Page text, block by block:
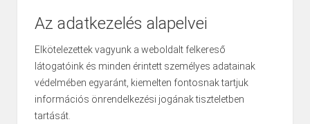
Az adatkezelés alapelvei
Elkötelezettek vagyunk a weboldalt felkereső
látogatóink és minden érintett személyes adatainak
védelmében egyaránt, kiemelten fontosnak tartjuk
információs önrendelkezési jogának tiszteletben
tartását.